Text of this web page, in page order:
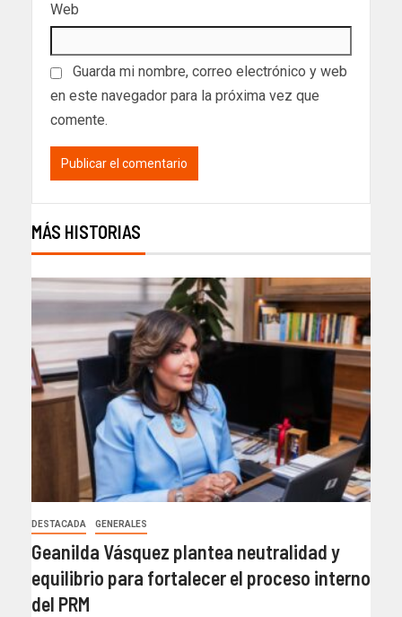
Web
Guarda mi nombre, correo electrónico y web
en este navegador para la próxima vez que
comente.
MÁS HISTORIAS
DESTACADA GENERALES
Geanilda Vásquez plantea neutralidad y
equilibrio para fortalecer el proceso interno
del PRM